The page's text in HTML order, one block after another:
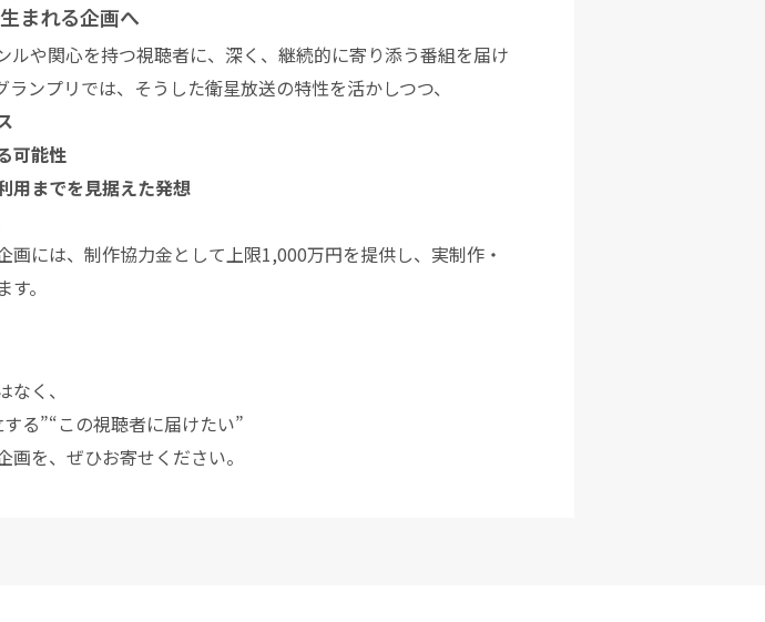
まれる企画へ
ルや関心を持つ視聴者に、深く、継続的に寄り添う番組を届け
ンプリでは、そうした衛星放送の特性を活かしつつ、
可能性
用までを見据えた発想
画には、制作協力金として上限1,000万円を提供し、実制作・
。
なく、
る”“この視聴者に届けたい”
を、ぜひお寄せください。